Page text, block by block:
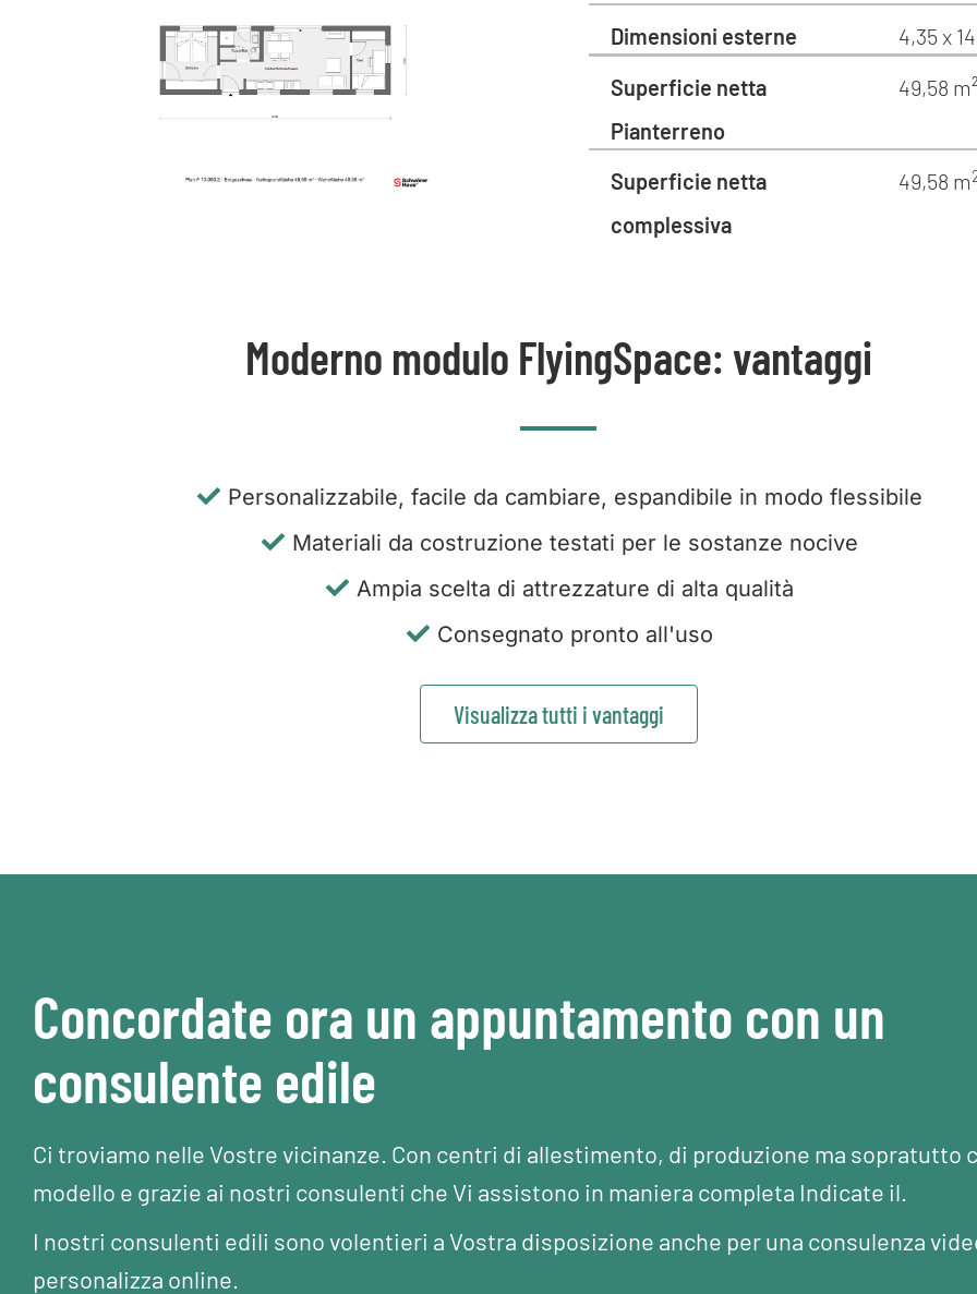
Dimensioni esterne
4,35 x
Superficie netta
Pianterreno
49,58 m²
Superficie netta
complessiva
49,58 m
Moderno modulo FlyingSpace: vantaggi
Personalizzabile, facile da cambiare, espandibile in modo flessibile
Materiali da costruzione testati per le sostanze nocive
Ampia scelta di attrezzature di alta qualità
Consegnato pronto all'uso
Visualizza tutti i vantaggi
Concordate ora un appuntamento con un
consulente edile
Ci troviamo nelle Vostre vicinanze. Con centri di allestimento, di produzione ma sopratutto
modello e grazie ai nostri consulenti che Vi assistono in maniera completa Indicate il.
I nostri consulenti edili sono volentieri a Vostra disposizione anche per una consulenza
personalizza online.